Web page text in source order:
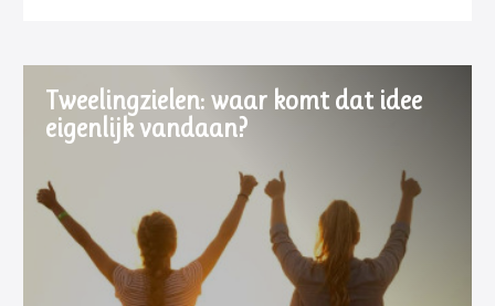
Tweelingzielen: waar komt dat idee
eigenlijk vandaan?